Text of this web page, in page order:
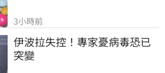
3小時前
伊波拉失控！專家憂病毒恐已
突變